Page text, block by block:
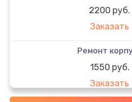
2200 руб.
Заказать
Ремонт
1550 руб.
Заказать